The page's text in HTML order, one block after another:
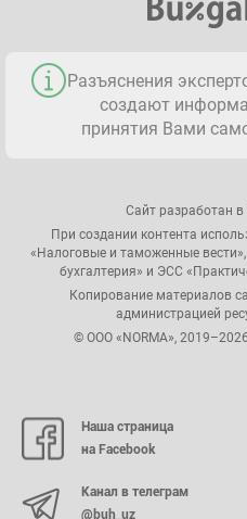
Разъяснения
создают
принятия Вами
Сайт разработан в
При создании контента
«Налоговые и таможенные
бухгалтерия» и ЭСС
Копирование материалов
администрацией
© ООО «NORMA»,
Наша страница
на Facebook
Канал в телеграм
@buh_uz